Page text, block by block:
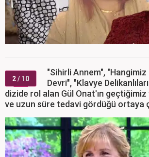
2/ 10
"Sihirli Annem",
Devri", "Klavye
dizide rol alan Gül Onat'ın geçtiğimiz
ve uzun süre tedavi gördüğü ortaya